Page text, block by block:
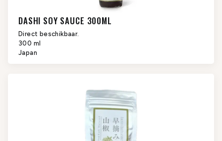
DASHI SOY SAUCE 300ML
Direct beschikbaar.
300 ml
Japan